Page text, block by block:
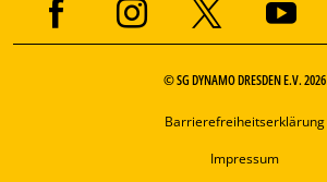
© SG DYNAMO DRESDEN E.V. 2026
Barrierefreiheitserklärung
Impressum